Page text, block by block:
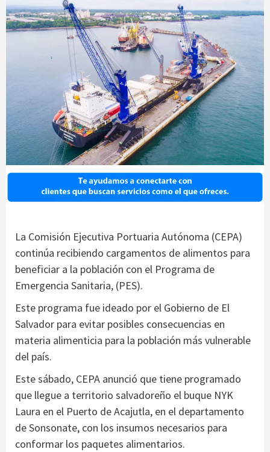
La Comisión Ejecutiva Portuaria Autónoma (CEPA)
continúa recibiendo cargamentos de alimentos para
beneficiar a la población con el Programa de
Emergencia Sanitaria, (PES).
Este programa fue ideado por el Gobierno de El
Salvador para evitar posibles consecuencias en
materia alimenticia para la población más vulnerable
del país.
Este sábado, CEPA anunció que tiene programado
que llegue a territorio salvadoreño el buque NYK
Laura en el Puerto de Acajutla, en el departamento
de Sonsonate, con los insumos necesarios para
conformar los paquetes alimentarios.